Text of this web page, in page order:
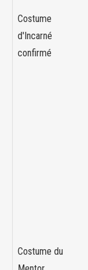
Costume
d'Incarné
confirmé
Costume du